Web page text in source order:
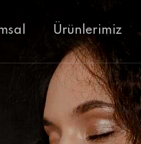
Ürünlerimiz